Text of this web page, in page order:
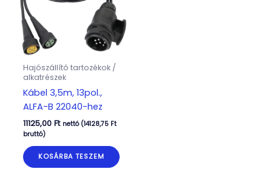
Hajószállító tartozékok /
alkatrészek
Kábel 3,5m, 13pol.,
ALFA-B 22040-hez
11125,00 Ft nettó (14128,75 Ft
bruttó)
KOSÁRBA TESZEM